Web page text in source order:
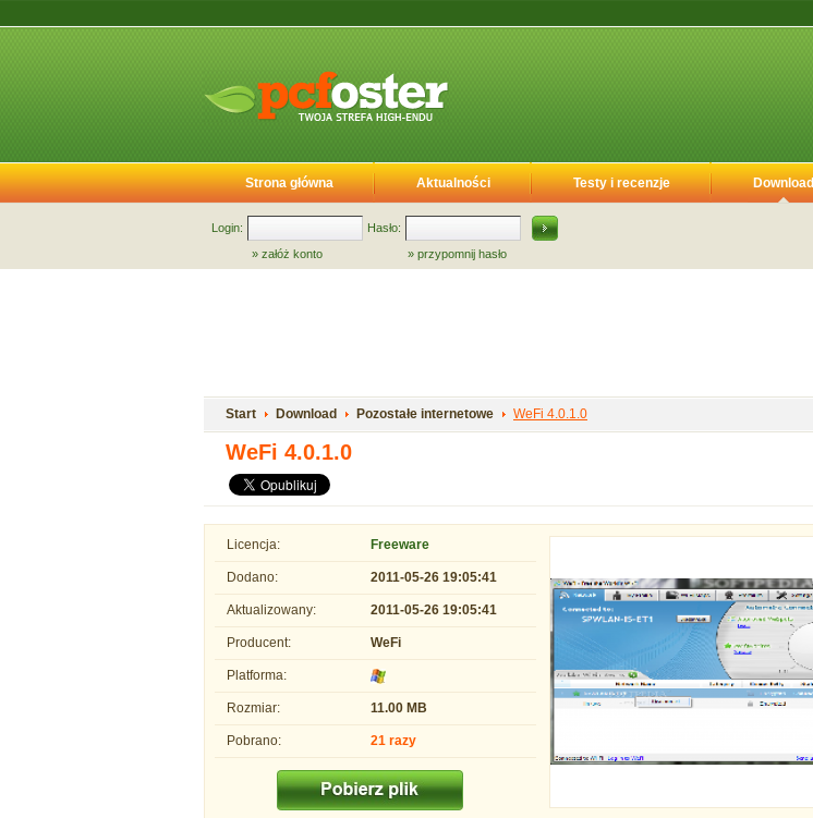
Strona główna Aktualności Testy i recenzje Download
Login:
Hasło:
» załóż konto » przypomnij hasło
Start Download Pozostałe internetowe WeFi 4.0.1.0
WeFi 4.0.1.0
Licencja: Freeware
Dodano: 2011-05-26 19:05:41
Aktualizowany: 2011-05-26 19:05:41
Producent: WeFi
Platforma:
Rozmiar: 11.00 MB
Pobrano: 21 razy